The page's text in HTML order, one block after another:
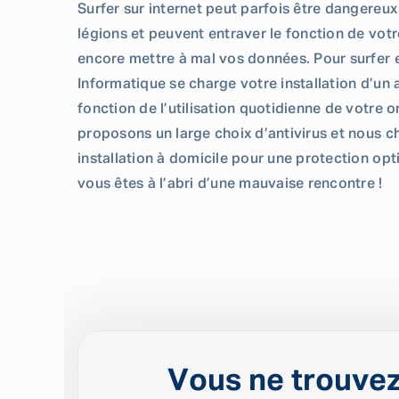
Surfer sur internet peut parfois être
légions et peuvent entraver le fonction de
encore mettre à mal vos données. Pour
Informatique se charge votre installation d’un
fonction de l’utilisation quotidienne de votre
proposons un large choix d’antivirus et nous
installation à domicile pour une protection
vous êtes à l’abri d’une mauvaise rencontre !
Vous ne